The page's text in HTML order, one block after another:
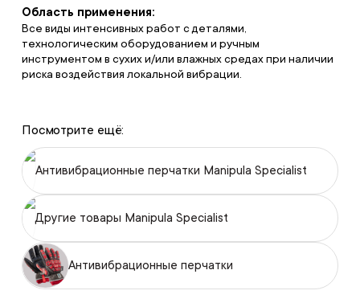
Область применения:
Все виды интенсивных работ с деталями,
технологическим оборудованием и ручным
инструментом в сухих и/или влажных средах при наличии
риска воздействия локальной вибрации.
Посмотрите ещё:
Антивибрационные перчатки Manipula Specialist
Другие товары Manipula Specialist
Антивибрационные перчатки